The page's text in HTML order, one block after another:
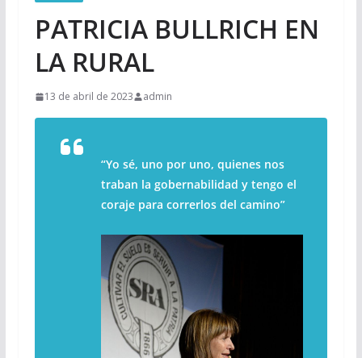
PATRICIA BULLRICH EN
LA RURAL
13 de abril de 2023 admin
“Yo sé, uno por uno, quienes nos
traban la gobernabilidad y tengo el
coraje para correrlos del camino”